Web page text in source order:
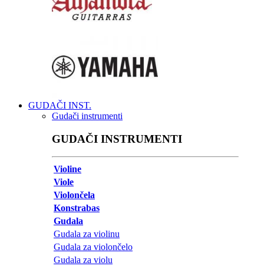
GUDAČI INST.
Gudači instrumenti
GUDAČI INSTRUMENTI
Violine
Viole
Violončela
Konstrabas
Gudala
Gudala za violinu
Gudala za violončelo
Gudala za violu